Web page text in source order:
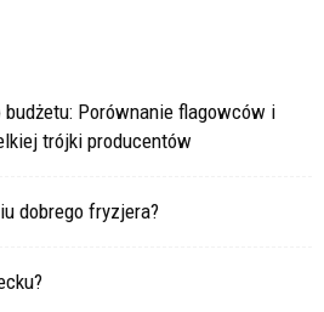
budżetu: Porównanie flagowców i
trójki producentów
dobrego fryzjera?